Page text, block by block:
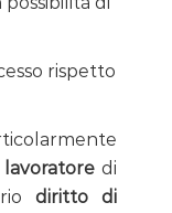
rispetto
lavoratore di
diritto di